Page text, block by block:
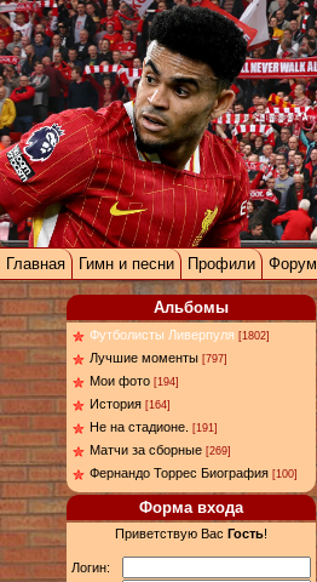
Главная Гимн и песни Профили Форум
Альбомы
Футболисты Ливерпуля [1802]
Лучшие моменты [797]
Мои фото [194]
История [164]
Не на стадионе. [191]
Матчи за сборные [269]
Фернандо Торрес Биография [100]
Форма входа
Приветствую Вас Гость!
Логин: